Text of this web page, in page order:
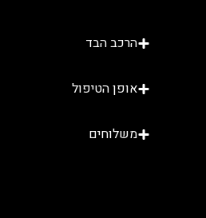
הרכב הבד
אופן הטיפול
משלוחים